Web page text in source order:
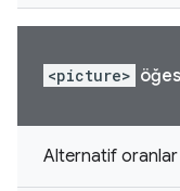
<picture>
Alternatif oranlar